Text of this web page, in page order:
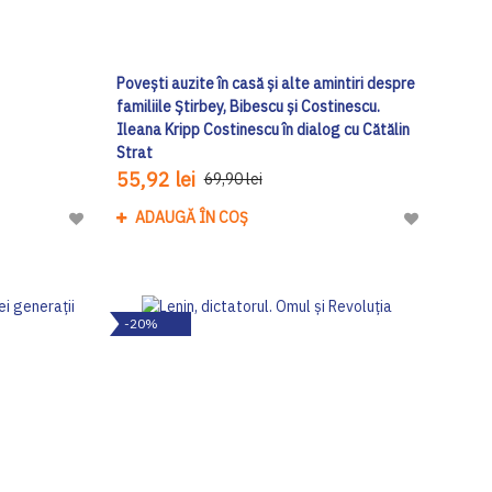
Adaugă
de
Dorinte
Povești auzite în casă și alte amintiri despre
familiile Știrbey, Bibescu și Costinescu.
Ileana Kripp Costinescu în dialog cu Cătălin
Strat
55,92 lei 69,90 lei
ADAUGĂ ÎN COȘ
Adaugă
-20%